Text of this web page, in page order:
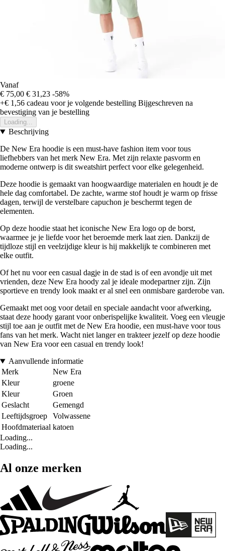
Vanaf
€ 75,00 € 31,23 -58%
+€ 1,56 cadeau voor je volgende bestelling Bijgeschreven na
bevestiging van je bestelling
Loading...
Beschrijving
De New Era hoodie is een must-have fashion item voor tous
liefhebbers van het merk New Era. Met zijn relaxte pasvorm en
moderne ontwerp is dit sweatshirt perfect voor elke gelegenheid.
Deze hoodie is gemaakt van hoogwaardige materialen en houdt je de
hele dag comfortabel. De zachte, warme stof houdt je warm op frisse
dagen, terwijl de verstelbare capuchon je beschermt tegen de
elementen.
Op deze hoodie staat het iconische New Era logo op de borst,
waarmee je je liefde voor het beroemde merk laat zien. Dankzij de
tijdloze stijl en veelzijdige kleur is hij makkelijk te combineren met
elke outfit.
Of het nu voor een casual dagje in de stad is of een avondje uit met
vrienden, deze New Era hoody zal je ideale modepartner zijn. Zijn
sportieve en trendy look maakt er al snel een onmisbare garderobe van.
Gemaakt met oog voor detail en speciale aandacht voor afwerking,
staat deze hoody garant voor onberispelijke kwaliteit. Voeg een vleugje
stijl toe aan je outfit met de New Era hoodie, een must-have voor tous
fans van het merk. Wacht niet langer en trakteer jezelf op deze hoodie
van New Era voor een casual en trendy look!
Aanvullende informatie
Merk
New Era
Kleur
groene
Kleur
Groen
Geslacht
Gemengd
Leeftijdsgroep
Volwassene
Hoofdmateriaal katoen
Loading...
Loading...
Al onze merken